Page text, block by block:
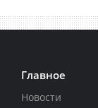
Главное
Новости